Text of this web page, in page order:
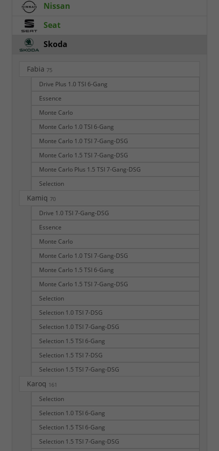
Nissan
Seat
Skoda
Fabia 75
Drive Plus 1.0 TSI 6-Gang
Essence
Monte Carlo
Monte Carlo 1.0 TSI 6-Gang
Monte Carlo 1.0 TSI 7-Gang-DSG
Monte Carlo 1.5 TSI 7-Gang-DSG
Monte Carlo Plus 1.5 TSI 7-Gang-DSG
Selection
Kamiq 70
Drive 1.0 TSI 7-Gang-DSG
Essence
Monte Carlo
Monte Carlo 1.0 TSI 7-Gang-DSG
Monte Carlo 1.5 TSI 6-Gang
Monte Carlo 1.5 TSI 7-Gang-DSG
Selection
Selection 1.0 TSI 7-DSG
Selection 1.0 TSI 7-Gang-DSG
Selection 1.5 TSI 6-Gang
Selection 1.5 TSI 7-DSG
Selection 1.5 TSI 7-Gang-DSG
Karoq 161
Selection
Selection 1.0 TSI 6-Gang
Selection 1.5 TSI 6-Gang
Selection 1.5 TSI 7-Gang-DSG